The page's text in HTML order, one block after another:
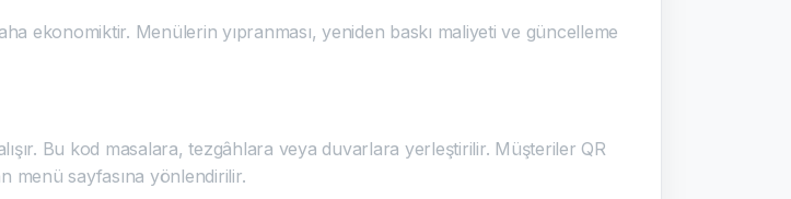
ekonomiktir. Menülerin yıpranması, yeniden baskı maliyeti ve güncelleme
Bu kod masalara, tezgâhlara veya duvarlara yerleştirilir. Müşteriler QR
menü sayfasına yönlendirilir.